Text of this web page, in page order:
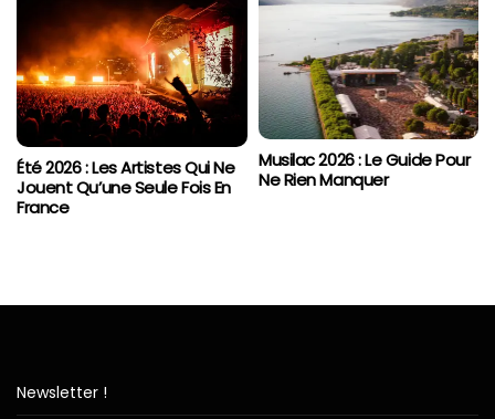
Été 2026 : Les Artistes Qui Ne
Jouent Qu’une Seule Fois En
France
Musilac 2026 : Le Guide Pour
Ne Rien Manquer
Newsletter !